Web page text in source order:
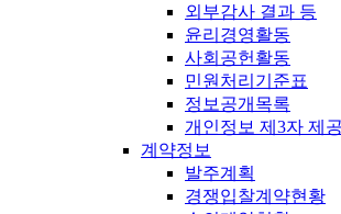
외부감사 결과 등
윤리경영활동
사회공헌활동
민원처리기준표
정보공개목록
개인정보 제3자 제
계약정보
발주계획
경쟁입찰계약현황